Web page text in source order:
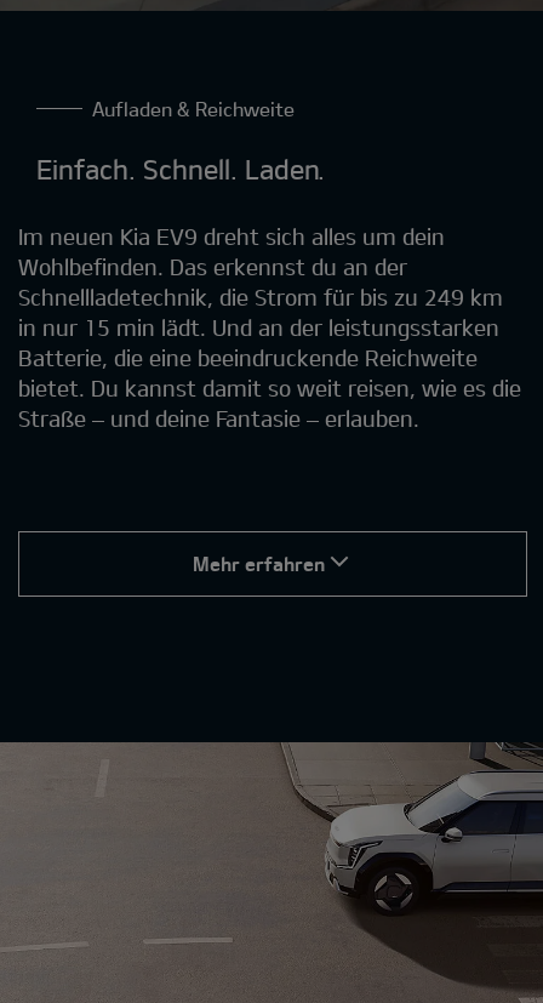
Aufladen & Reichweite
Einfach. Schnell. Laden.
Im neuen Kia EV9 dreht sich alles um dein
Wohlbefinden. Das erkennst du an der
Schnellladetechnik, die Strom für bis zu 249 km
in nur 15 min lädt. Und an der leistungsstarken
Batterie, die eine beeindruckende Reichweite
bietet. Du kannst damit so weit reisen, wie es die
Straße – und deine Fantasie – erlauben.
Mehr erfahren